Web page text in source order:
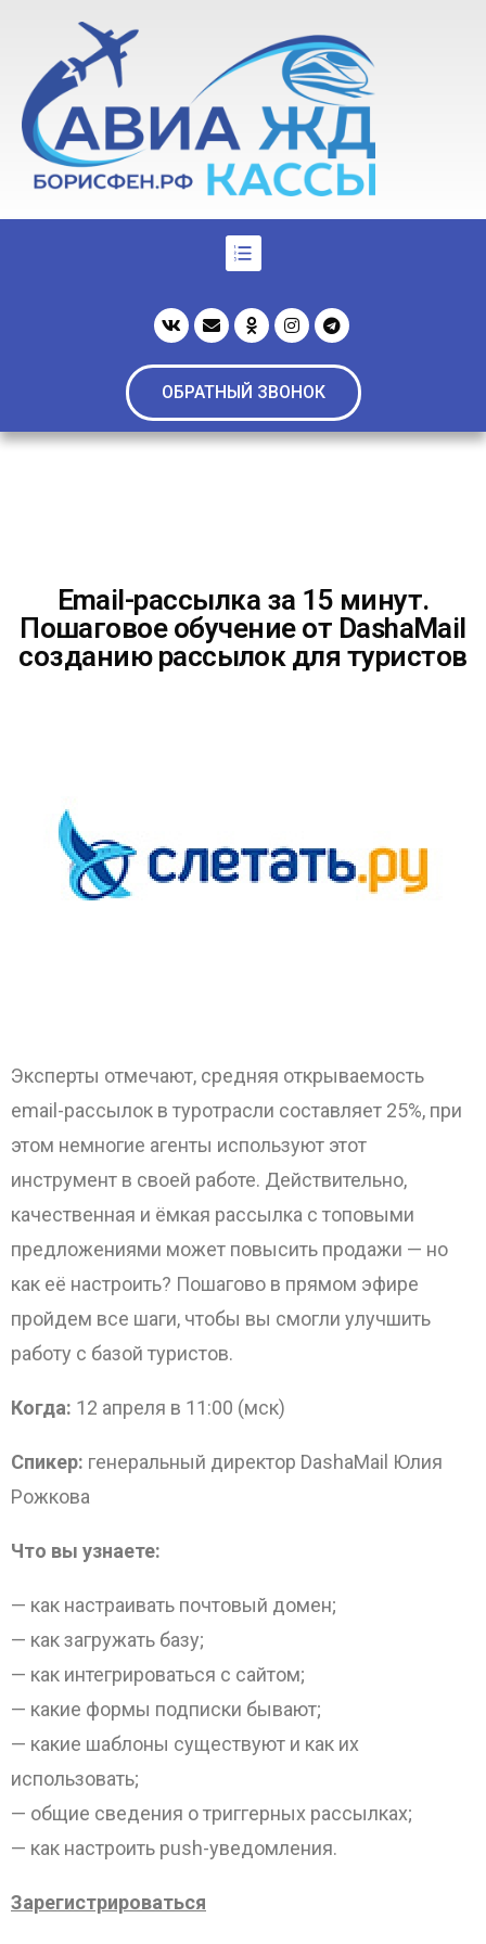
ОБРАТНЫЙ ЗВОНОК
Email-рассылка за 15 минут.
Пошаговое обучение от DashaMail
созданию рассылок для туристов
Эксперты отмечают, средняя открываемость
email-рассылок в туротрасли составляет 25%, при
этом немногие агенты используют этот
инструмент в своей работе. Действительно,
качественная и ёмкая рассылка с топовыми
предложениями может повысить продажи — но
как её настроить? Пошагово в прямом эфире
пройдем все шаги, чтобы вы смогли улучшить
работу с базой туристов.
Когда: 12 апреля в 11:00 (мск)
Спикер: генеральный директор DashaMail Юлия
Рожкова
Что вы узнаете:
— как настраивать почтовый домен;
— как загружать базу;
— как интегрироваться с сайтом;
— какие формы подписки бывают;
— какие шаблоны существуют и как их
использовать;
— общие сведения о триггерных рассылках;
— как настроить push-уведомления.
Зарегистрироваться
ОТПРАВИТЬ